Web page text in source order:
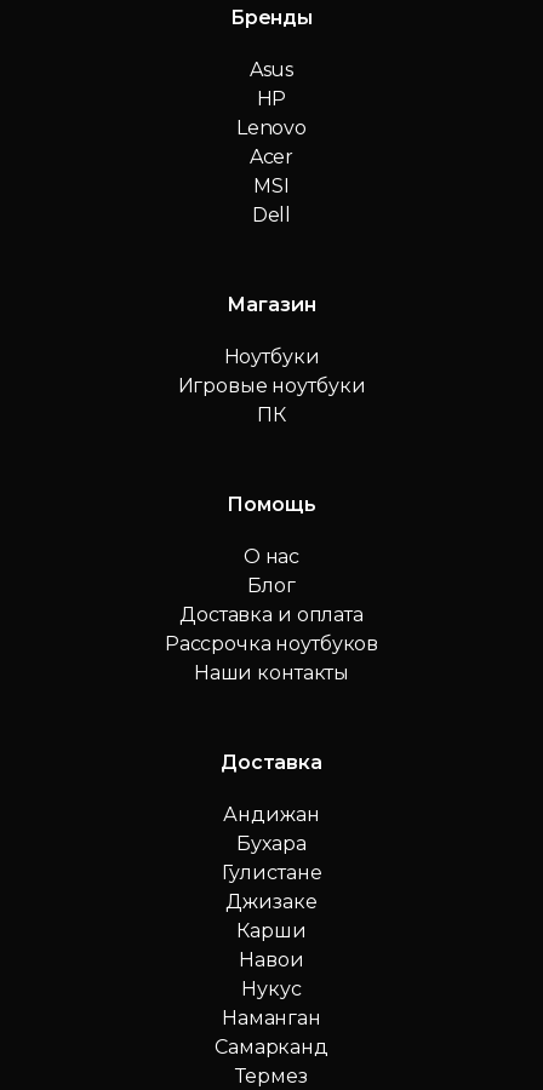
Бренды
Asus
HP
Lenovo
Acer
MSI
Dell
Магазин
Ноутбуки
Игровые ноутбуки
ПК
Помощь
О нас
Блог
Доставка и оплата
Рассрочка ноутбуков
Наши контакты
Доставка
Андижан
Бухара
Гулистане
Джизаке
Карши
Навои
Нукус
Наманган
Самарканд
Термез